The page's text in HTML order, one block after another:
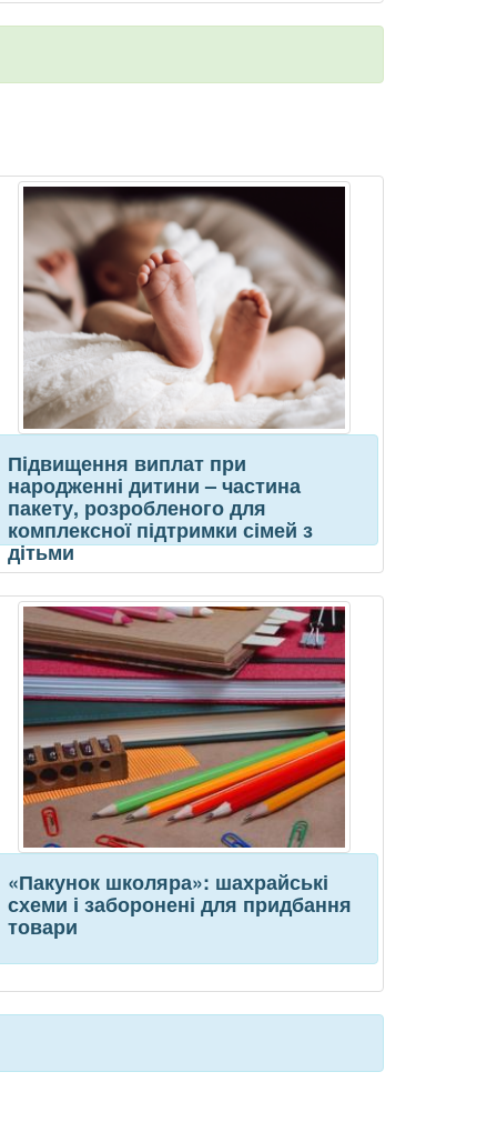
Підвищення виплат при
народженні дитини – частина
пакету, розробленого для
комплексної підтримки сімей з
дітьми
«Пакунок школяра»: шахрайські
схеми і заборонені для придбання
товари